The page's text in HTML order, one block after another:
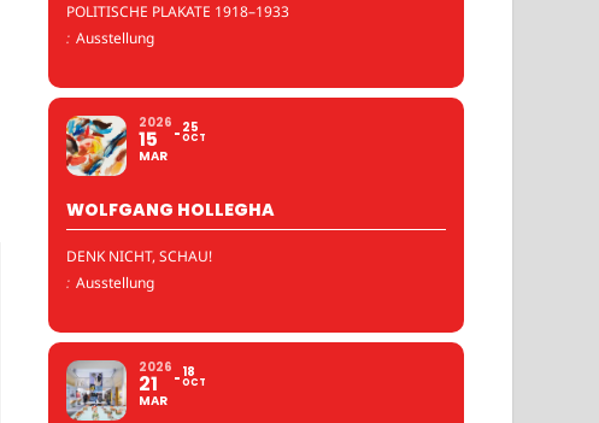
POLITISCHE PLAKATE 1918–1933
: Ausstellung
2026
15
MAR
25
OCT
WOLFGANG HOLLEGHA
DENK NICHT, SCHAU!
: Ausstellung
2026
21
MAR
18
OCT